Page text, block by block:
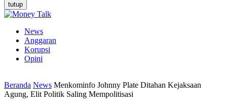
tutup
News
Anggaran
Korupsi
Opini
Beranda News Menkominfo Johnny Plate Ditahan Kejaksaan
Agung, Elit Politik Saling Mempolitisasi